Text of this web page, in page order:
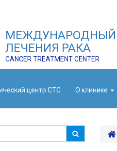
МЕЖДУНАРОДНЫЙ
ЛЕЧЕНИЯ РАКА
CANCER TREATMENT CENTER
центр СТС О клинике